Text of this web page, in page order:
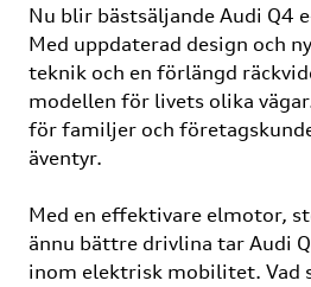
Nu blir bästsäljande Audi Q4
Med uppdaterad design och
teknik och en förlängd
modellen för livets olika
för familjer och
äventyr.
Med en effektivare elmotor,
ännu bättre drivlina tar Audi
inom elektrisk mobilitet. Vad